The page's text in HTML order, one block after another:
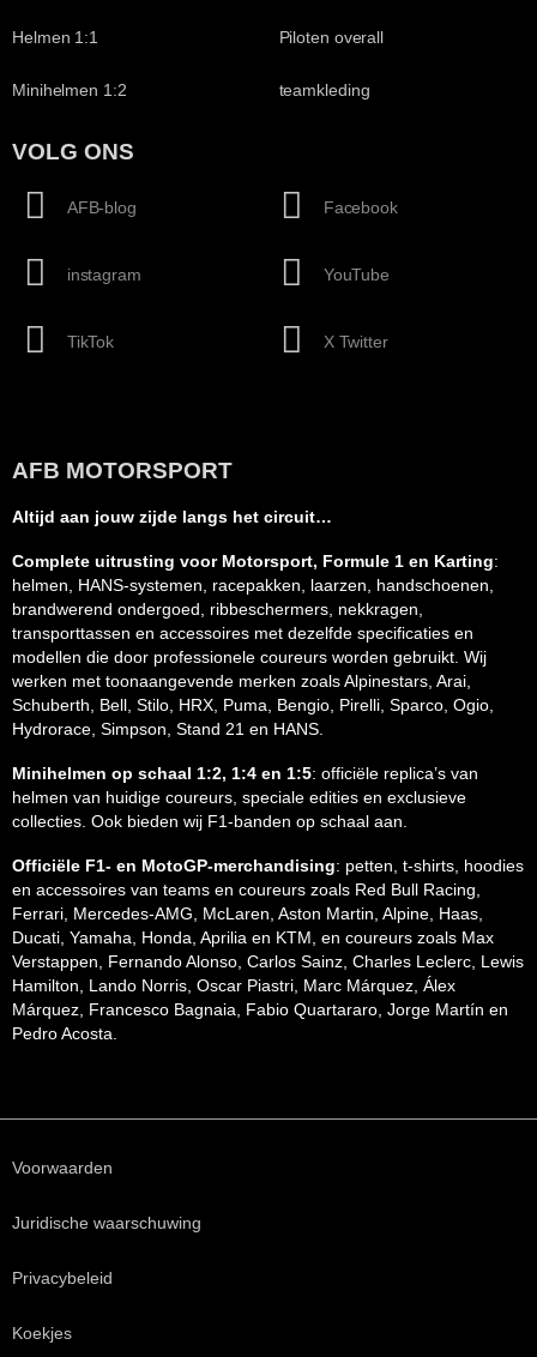
Helmen 1:1
Minihelmen 1:2
Piloten overall
teamkleding
VOLG ONS
AFB-blog
instagram
TikTok
Facebook
YouTube
X Twitter
AFB MOTORSPORT
Altijd aan jouw zijde langs het circuit…
Complete uitrusting voor Motorsport, Formule 1 en Karting:
helmen, HANS-systemen, racepakken, laarzen, handschoenen,
brandwerend ondergoed, ribbeschermers, nekkragen,
transporttassen en accessoires met dezelfde specificaties en
modellen die door professionele coureurs worden gebruikt. Wij
werken met toonaangevende merken zoals Alpinestars, Arai,
Schuberth, Bell, Stilo, HRX, Puma, Bengio, Pirelli, Sparco, Ogio,
Hydrorace, Simpson, Stand 21 en HANS.
Minihelmen op schaal 1:2, 1:4 en 1:5: officiële replica’s van
helmen van huidige coureurs, speciale edities en exclusieve
collecties. Ook bieden wij F1-banden op schaal aan.
Officiële F1- en MotoGP-merchandising: petten, t-shirts, hoodies
en accessoires van teams en coureurs zoals Red Bull Racing,
Ferrari, Mercedes-AMG, McLaren, Aston Martin, Alpine, Haas,
Ducati, Yamaha, Honda, Aprilia en KTM, en coureurs zoals Max
Verstappen, Fernando Alonso, Carlos Sainz, Charles Leclerc, Lewis
Hamilton, Lando Norris, Oscar Piastri, Marc Márquez, Álex
Márquez, Francesco Bagnaia, Fabio Quartararo, Jorge Martín en
Pedro Acosta.
Voorwaarden
Juridische waarschuwing
Privacybeleid
Koekjes